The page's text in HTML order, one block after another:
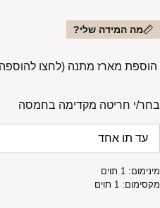
מה המידה שלי?
הוספת מארז מתנה (לחצו
בחר/י חריטה מקדימה בחמסה
מינימום: 1 תוים
מקסימום: 1 תוים